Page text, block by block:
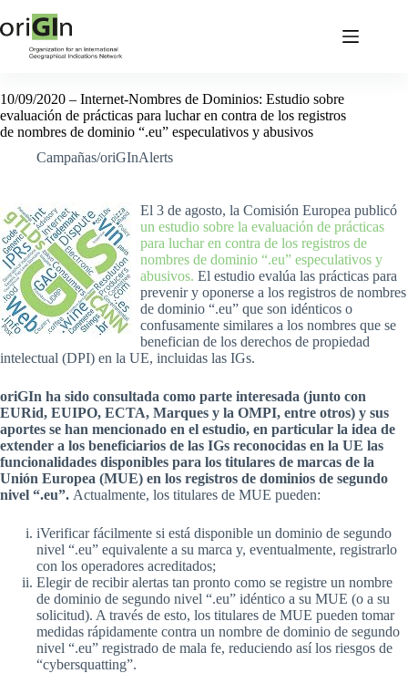
10/09/2020 – Internet-Nombres de Dominios: Estudio sobre
evaluación de prácticas para luchar en contra de los registros
de nombres de dominio “.eu” especulativos y abusivos
Campañas/oriGInAlerts
El 3 de agosto, la Comisión Europea publicó
un estudio sobre la evaluación de prácticas
para luchar en contra de los registros de
nombres de dominio “.eu” especulativos y
abusivos. El estudio evalúa las prácticas para
prevenir y oponerse a los registros de nombres
de dominio “.eu” que son idénticos o
confusamente similares a los nombres que se
benefician de los derechos de propiedad
intelectual (DPI) en la UE, incluidas las IGs.
oriGIn ha sido consultada como parte interesada (junto con
EURid, EUIPO, ECTA, Marques y la OMPI, entre otros) y sus
aportes se han mencionado en el estudio, en particular la idea de
extender a los beneficiarios de las IGs reconocidas en la UE las
funcionalidades disponibles para los titulares de marcas de la
Unión Europea (MUE) en los registros de dominios de segundo
nivel “.eu”. Actualmente, los titulares de MUE pueden:
iVerificar fácilmente si está disponible un dominio de segundo
nivel “.eu” equivalente a su marca y, eventualmente, registrarlo
con los operadores acreditados;
Elegir de recibir alertas tan pronto como se registre un nombre
de dominio de segundo nivel “.eu” idéntico a su MUE (o a su
solicitud). A través de esto, los titulares de MUE pueden tomar
medidas rápidamente contra un nombre de dominio de segundo
nivel “.eu” registrado de mala fe, reduciendo así los riesgos de
“cybersquatting”.